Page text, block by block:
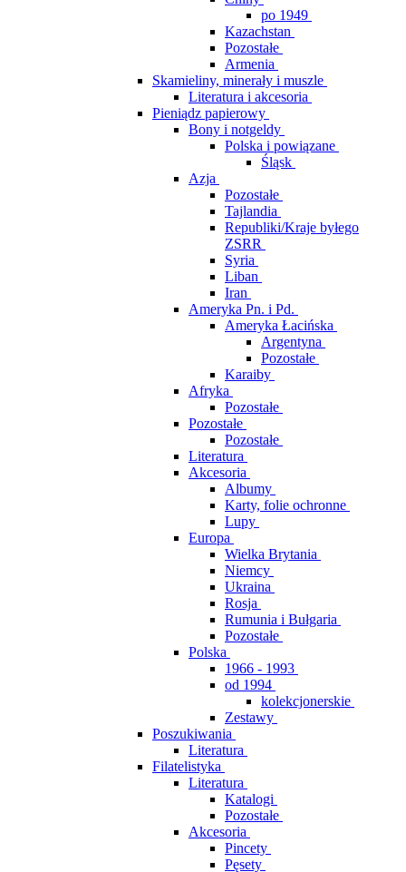
po 1949
Kazachstan
Pozostałe
Armenia
Skamieliny, minerały i muszle
Literatura i akcesoria
Pieniądz papierowy
Bony i notgeldy
Polska i powiązane
Śląsk
Azja
Pozostałe
Tajlandia
Republiki/Kraje byłego
ZSRR
Syria
Liban
Iran
Ameryka Pn. i Pd.
Ameryka Łacińska
Argentyna
Pozostałe
Karaiby
Afryka
Pozostałe
Pozostałe
Pozostałe
Literatura
Akcesoria
Albumy
Karty, folie ochronne
Lupy
Europa
Wielka Brytania
Niemcy
Ukraina
Rosja
Rumunia i Bułgaria
Pozostałe
Polska
1966 - 1993
od 1994
kolekcjonerskie
Zestawy
Poszukiwania
Literatura
Filatelistyka
Literatura
Katalogi
Pozostałe
Akcesoria
Pincety
Pęsety